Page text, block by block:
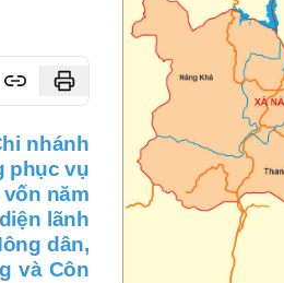
nhánh
phục vụ
năm
lãnh
dân,
và Côn